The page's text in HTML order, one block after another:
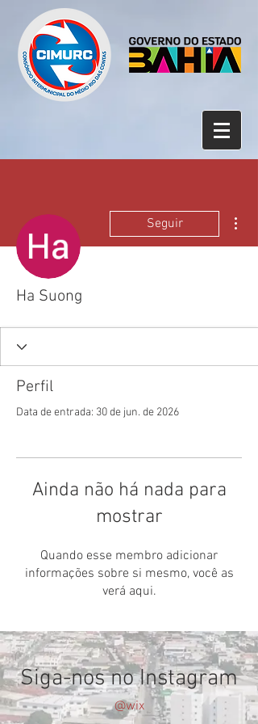
Seguir
Ha Suong
Perfil
Data de entrada: 30 de jun. de 2026
Ainda não há nada para
mostrar
Quando esse membro adicionar
informações sobre si mesmo, você as
verá aqui.
Siga-nos no Instagram
@wix